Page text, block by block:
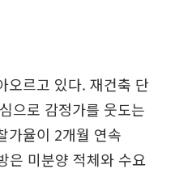
오르고 있다. 재건축 단
으로 감정가를 웃도는
가율이 2개월 연속
은 미분양 적체와 수요